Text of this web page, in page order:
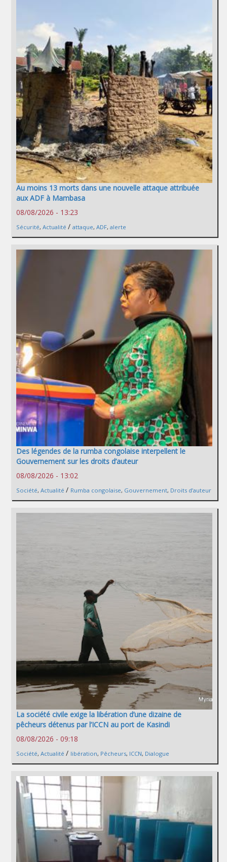
Au moins 13 morts dans une nouvelle attaque attribuée
aux ADF à Mambasa
08/08/2026 - 13:23
Sécurité, Actualité / attaque, ADF, alerte
Des légendes de la rumba congolaise interpellent le
Gouvernement sur les droits d’auteur
08/08/2026 - 13:02
Société, Actualité / Rumba congolaise, Gouvernement, Droits d’auteur
La société civile exige la libération d’une dizaine de
pêcheurs détenus par l’ICCN au port de Kasindi
08/08/2026 - 09:18
Société, Actualité / libération, Pêcheurs, ICCN, Dialogue